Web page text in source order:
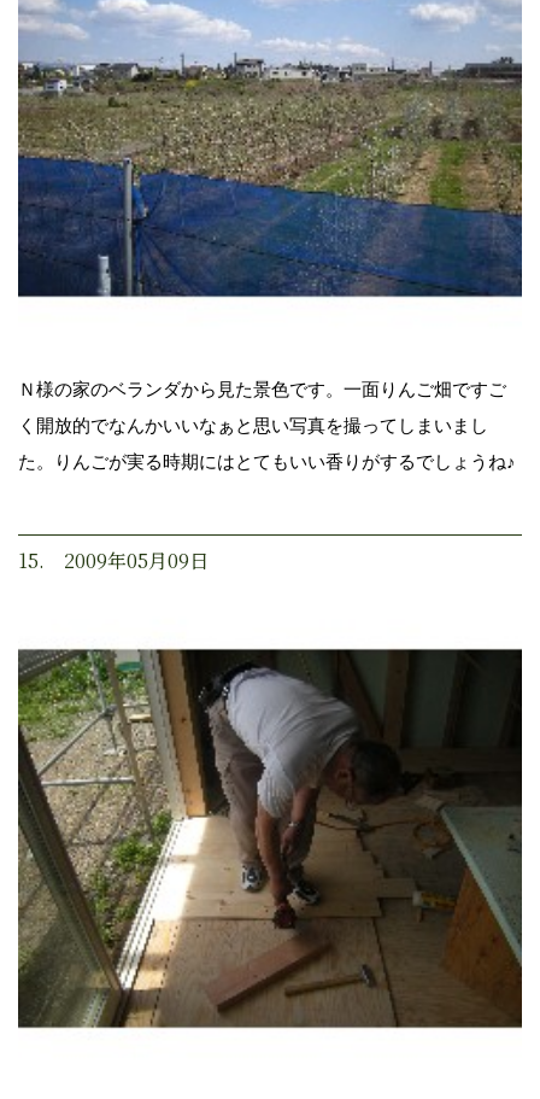
Ｎ様の家のベランダから見た景色です。一面りんご畑ですご
く開放的でなんかいいなぁと思い写真を撮ってしまいまし
た。りんごが実る時期にはとてもいい香りがするでしょうね♪
15. 2009年05月09日